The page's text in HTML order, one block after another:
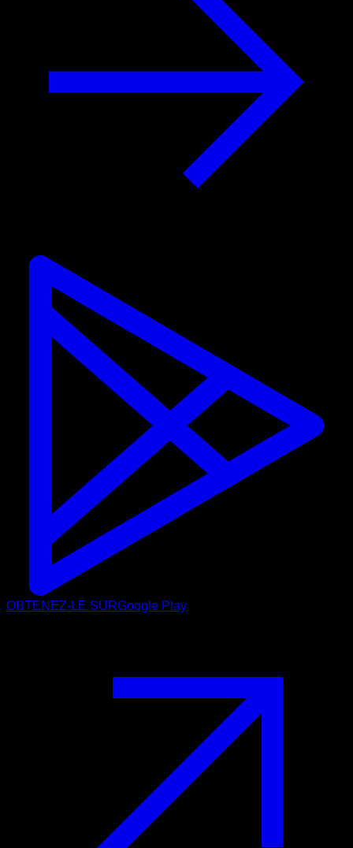
OBTENEZ-LE SURGoogle Play